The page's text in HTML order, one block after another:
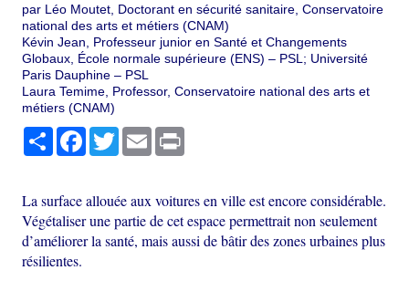
par Léo Moutet, Doctorant en sécurité sanitaire, Conservatoire
national des arts et métiers (CNAM)
Kévin Jean, Professeur junior en Santé et Changements
Globaux, École normale supérieure (ENS) – PSL; Université
Paris Dauphine – PSL
Laura Temime, Professor, Conservatoire national des arts et
métiers (CNAM)
PartagerFacebook
TwitterEmail
La surface allouée aux voitures en ville est encore considérable.
Végétaliser une partie de cet espace permettrait non seulement
d’améliorer la santé, mais aussi de bâtir des zones urbaines plus
résilientes.